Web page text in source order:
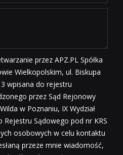
przez APZ.PL Spółka
Wielkopolskim, ul. Biskupa
wpisana do rejestru
przez Sąd Rejonowy
w Poznaniu, IX Wydział
Sądowego pod nr KRS
osobowych w celu kontaktu
przeze mnie wiadomość,